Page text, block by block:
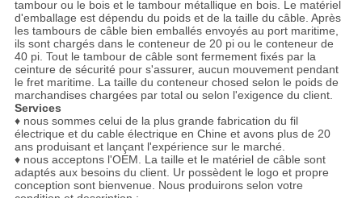
tambour ou le bois et le tambour métallique en bois. Le matériel
d'emballage est dépendu du poids et de la taille du câble. Après
les tambours de câble bien emballés envoyés au port maritime,
ils sont chargés dans le conteneur de 20 pi ou le conteneur de
40 pi. Tout le tambour de câble sont fermement fixés par la
ceinture de sécurité pour s'assurer, aucun mouvement pendant
le fret maritime. La taille du conteneur chosed selon le poids de
marchandises chargées par total ou selon l'exigence du client.
Services
♦ nous sommes celui de la plus grande fabrication du fil
électrique et du cable électrique en Chine et avons plus de 20
ans produisant et lançant l'expérience sur le marché.
♦ nous acceptons l'OEM. La taille et le matériel de câble sont
adaptés aux besoins du client. Ur possèdent le logo et propre
conception sont bienvenue. Nous produirons selon votre